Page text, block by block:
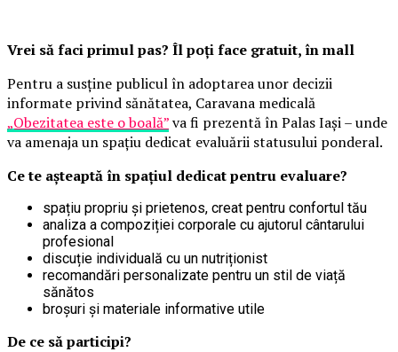
Vrei să faci primul pas? Îl poți face gratuit, în mall
Pentru a susține publicul în adoptarea unor decizii
informate privind sănătatea, Caravana medicală
„Obezitatea este o boală”va fi prezentă în Palas Iași – unde
va amenaja un spațiu dedicat evaluării statusului ponderal.
Ce te așteaptă în spațiul dedicat pentru evaluare?
spațiu propriu și prietenos, creat pentru confortul tău
analiza a compoziției corporale cu ajutorul cântarului
profesional
discuție individuală cu un nutriționist
recomandări personalizate pentru un stil de viață
sănătos
broșuri și materiale informative utile
De ce să participi?